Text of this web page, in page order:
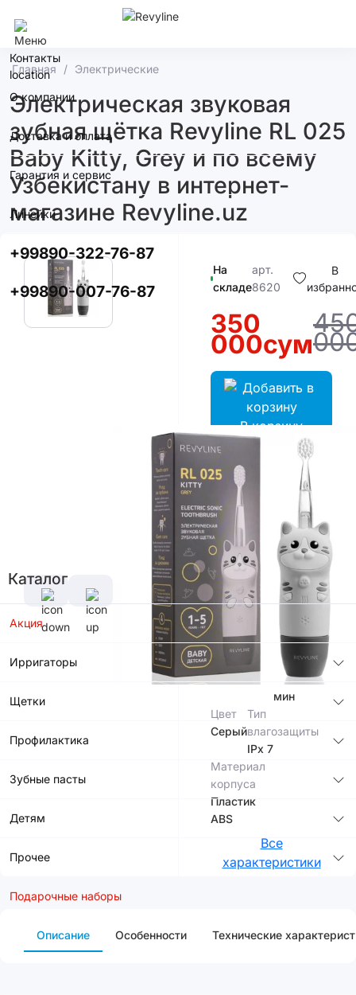
Контакты
О компании
Доставка и оплата
Гарантия и сервис
Линейки
+99890-322-76-87
+99890-007-76-87
Каталог
Акция
Ирригаторы
Щетки
Профилактика
Зубные пасты
Детям
Прочее
Подарочные наборы
Главная Электрические
Электрическая звуковая
зубная щётка Revyline RL 025
Baby Kitty, Grey и по всему
Узбекистану в интернет-
магазине Revyline.uz
На
складе
арт.
8620
В
350
000сум
В корзину
Цвет
Характеристики
Гарантийный
срок, лет
2 года
Количество
режимов
4
Частота
колебания
щетинок
12000 -
20000 в
мин
Цвет
Серый
Тип
влагозащиты
IPx 7
Материал
корпуса
Пластик
ABS
Все
характеристики
Описание Особенности Технические